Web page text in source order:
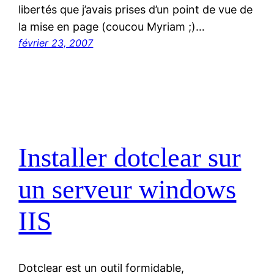
libertés que j’avais prises d’un point de vue de
la mise en page (coucou Myriam ;)…
février 23, 2007
Installer dotclear sur
un serveur windows
IIS
Dotclear est un outil formidable,